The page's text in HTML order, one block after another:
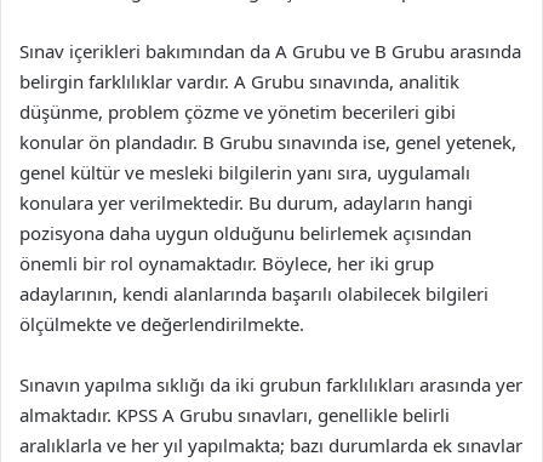
Sınav içerikleri bakımından da A Grubu ve B Grubu arasında
belirgin farklılıklar vardır. A Grubu sınavında, analitik
düşünme, problem çözme ve yönetim becerileri gibi
konular ön plandadır. B Grubu sınavında ise, genel yetenek,
genel kültür ve mesleki bilgilerin yanı sıra, uygulamalı
konulara yer verilmektedir. Bu durum, adayların hangi
pozisyona daha uygun olduğunu belirlemek açısından
önemli bir rol oynamaktadır. Böylece, her iki grup
adaylarının, kendi alanlarında başarılı olabilecek bilgileri
ölçülmekte ve değerlendirilmekte.
Sınavın yapılma sıklığı da iki grubun farklılıkları arasında yer
almaktadır. KPSS A Grubu sınavları, genellikle belirli
aralıklarla ve her yıl yapılmakta; bazı durumlarda ek sınavlar